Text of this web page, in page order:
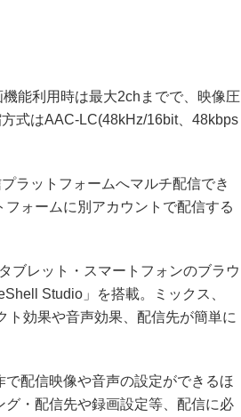
能利用時は最大2chまでで、映像圧
式はAAC-LC(48kHz/16bit、48kbps
ラットフォームへマルチ配信でき
ォームに別アカウントで配信する
ブレット・スマートフォンのブラウ
Studio」を搭載。ミックス、
ト効果や音声効果、配信先が簡単に
配信映像や音声の設定ができるほ
・配信先や録画設定等、配信に必